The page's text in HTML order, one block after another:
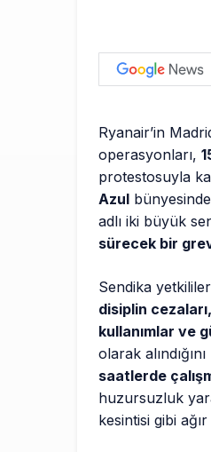
Ryanair’in
operasyonları,
protestosuyla
Azul
adlı iki büyük
sürecek bir
Sendika
disiplin
kullanımlar ve
olarak
saatlerde
huzursuzluk
kesintisi gibi